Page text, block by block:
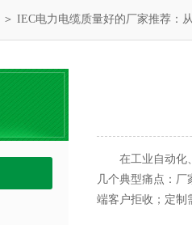
＞ IEC电力电缆质量好的厂家推荐：
在工业自动化、
几个典型痛点：
端客户拒收；定制